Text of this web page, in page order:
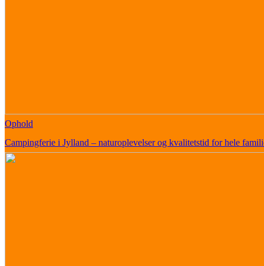
Ophold
Campingferie i Jylland – naturoplevelser og kvalitetstid for hele